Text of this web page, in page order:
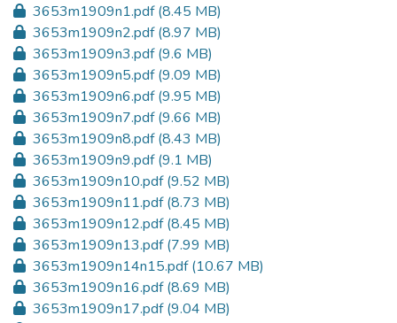
3653m1909n1.pdf(8.45 MB)
3653m1909n2.pdf(8.97 MB)
3653m1909n3.pdf(9.6 MB)
3653m1909n5.pdf(9.09 MB)
3653m1909n6.pdf(9.95 MB)
3653m1909n7.pdf(9.66 MB)
3653m1909n8.pdf(8.43 MB)
3653m1909n9.pdf(9.1 MB)
3653m1909n10.pdf(9.52 MB)
3653m1909n11.pdf(8.73 MB)
3653m1909n12.pdf(8.45 MB)
3653m1909n13.pdf(7.99 MB)
3653m1909n14n15.pdf(10.67 MB)
3653m1909n16.pdf(8.69 MB)
3653m1909n17.pdf(9.04 MB)